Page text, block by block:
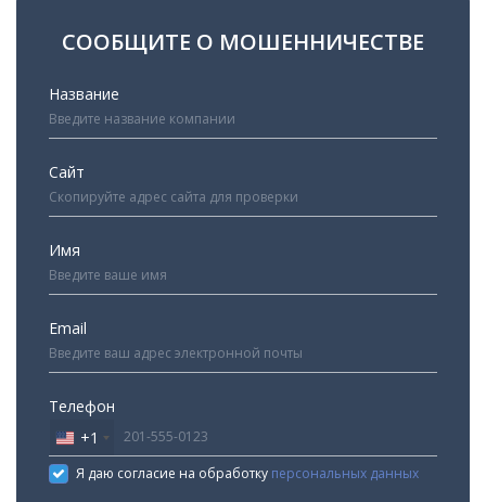
СООБЩИТЕ О МОШЕННИЧЕСТВЕ
Название
Сайт
Имя
Email
Телефон
United
States
+1
+1
Я даю согласие на обработку персональных данных